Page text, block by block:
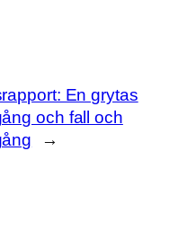
En grytas
och fall och
→